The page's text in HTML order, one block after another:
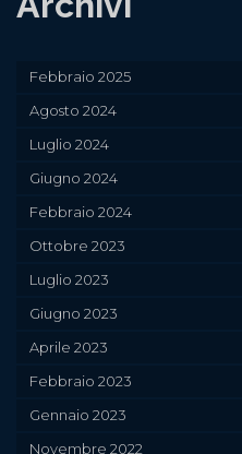
Febbraio 2025
Agosto 2024
Luglio 2024
Giugno 2024
Febbraio 2024
Ottobre 2023
Luglio 2023
Giugno 2023
Aprile 2023
Febbraio 2023
Gennaio 2023
Novembre 2022